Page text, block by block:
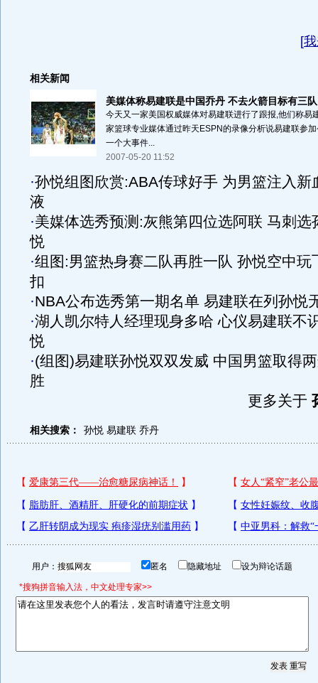
[
相关新闻
美媒体称易建联是中国乔丹 不去火箭目标有三队
今天又一家美国权威媒体对易建联进行了跟报,他们称易
家篮球专业媒体通过昨天ESPN的录像分析说易建联参
一个大事件...
2007-05-20 11:52
·孙悦组图欣赏:ABA传球好手 为男篮注入新
液
·美媒体选秀预测:灰熊第四位选阿联 马刺选
悦
·组图:男篮热身赛二队再胜一队 孙悦空中玩
扣
·NBA公布选秀第一期名单 易建联在列孙悦
·湖人凯尔特人经理现身多哈 心仪易建联不
悦
·(组图)易建联孙悦双双发威 中国男篮取得
胜
更多关于
相关搜索： 孙悦 易建联 乔丹
用户： 匿名 隐藏地址 设为辩论话题
*搜狗拼音输入法，中文处理专家>>